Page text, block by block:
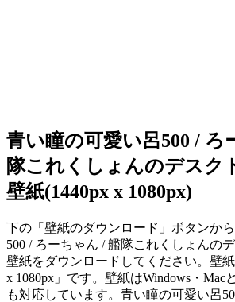
青い瞳の可愛い呂500 / ろ
隊これくしょんのデスク
壁紙(1440px x 1080px)
下の「壁紙のダウンロード」ボタンか
500 / ろーちゃん / 艦隊これくしょんの
壁紙をダウンロードしてください。壁
x 1080px」です。壁紙はWindows・Mac
も対応しています。青い瞳の可愛い呂